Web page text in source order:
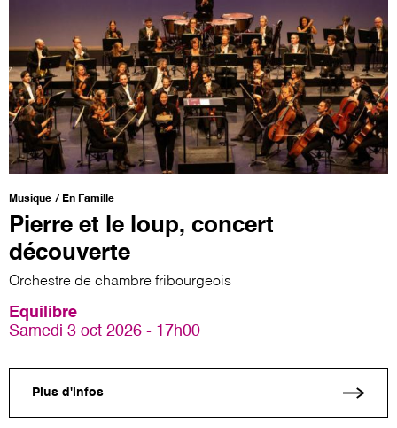
Musique En Famille
Pierre et le loup, concert
découverte
Orchestre de chambre fribourgeois
Equilibre
Samedi 3 oct 2026 - 17h00
Plus d'infos